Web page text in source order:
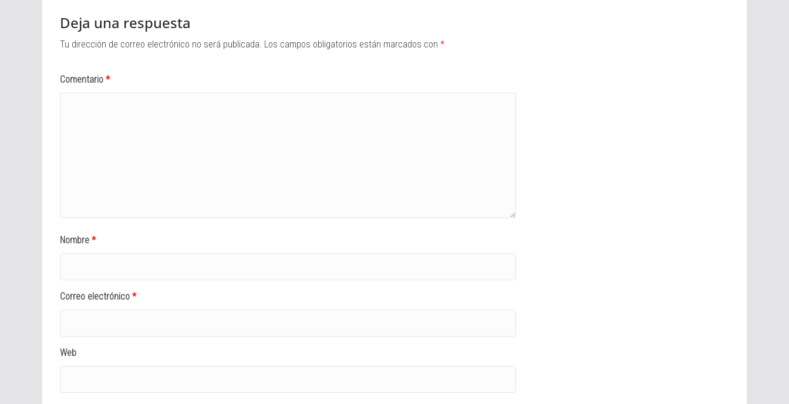
Deja una respuesta
Tu dirección de correo electrónico no será publicada. Los campos obligatorios están marcados con *
Comentario *
Nombre *
Correo electrónico *
Web